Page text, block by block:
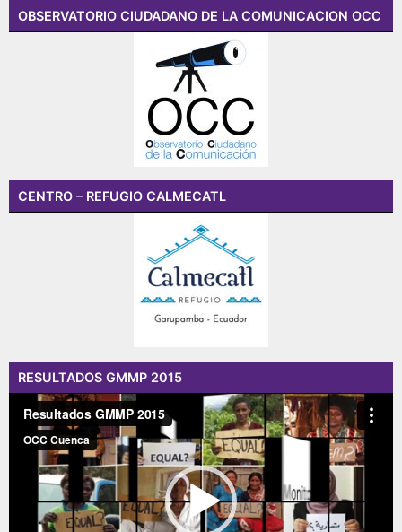
OBSERVATORIO CIUDADANO DE LA COMUNICACION OCC
CENTRO – REFUGIO CALMECATL
RESULTADOS GMMP 2015
Reproductor